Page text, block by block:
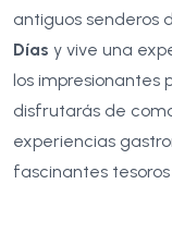
antiguos senderos
Días y vive una
los impresionantes
disfrutarás de
experiencias
fascinantes tesoros